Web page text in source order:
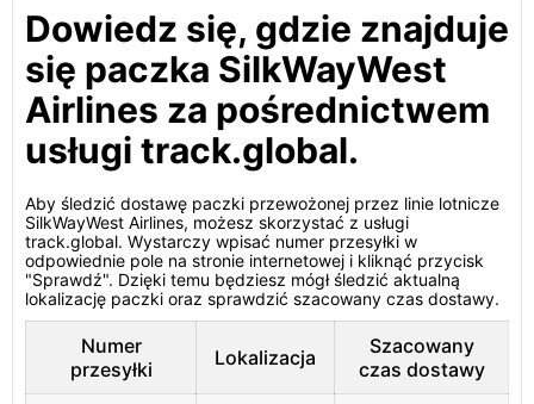
Dowiedz się, gdzie znajduje
się paczka SilkWayWest
Airlines za pośrednictwem
usługi track.global.
Aby śledzić dostawę paczki przewożonej przez linie lotnicze
SilkWayWest Airlines, możesz skorzystać z usługi
track.global. Wystarczy wpisać numer przesyłki w
odpowiednie pole na stronie internetowej i kliknąć przycisk
"Sprawdź". Dzięki temu będziesz mógł śledzić aktualną
lokalizację paczki oraz sprawdzić szacowany czas dostawy.
Numer
przesyłki
Lokalizacja
Szacowany
czas dostawy